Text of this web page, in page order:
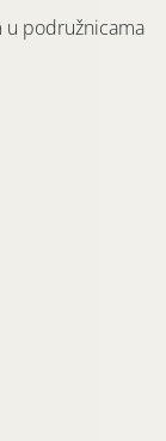
u podružnicama